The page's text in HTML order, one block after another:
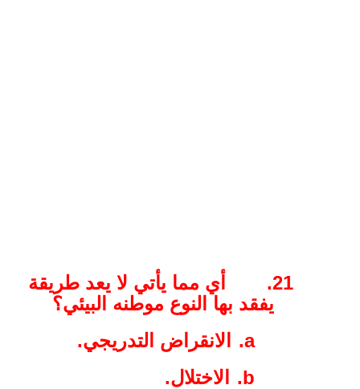
21.
أي مما يأتي لا يعد طريقة
يفقد بها النوع موطنه البيئي؟
a.
الانقراض التدريجي.
b.
الاختلال.